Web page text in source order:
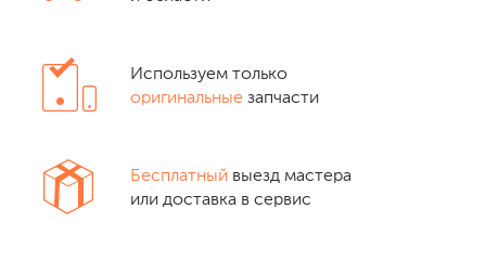
Используем только
оригинальные запчасти
Бесплатный выезд мастера
или доставка в сервис